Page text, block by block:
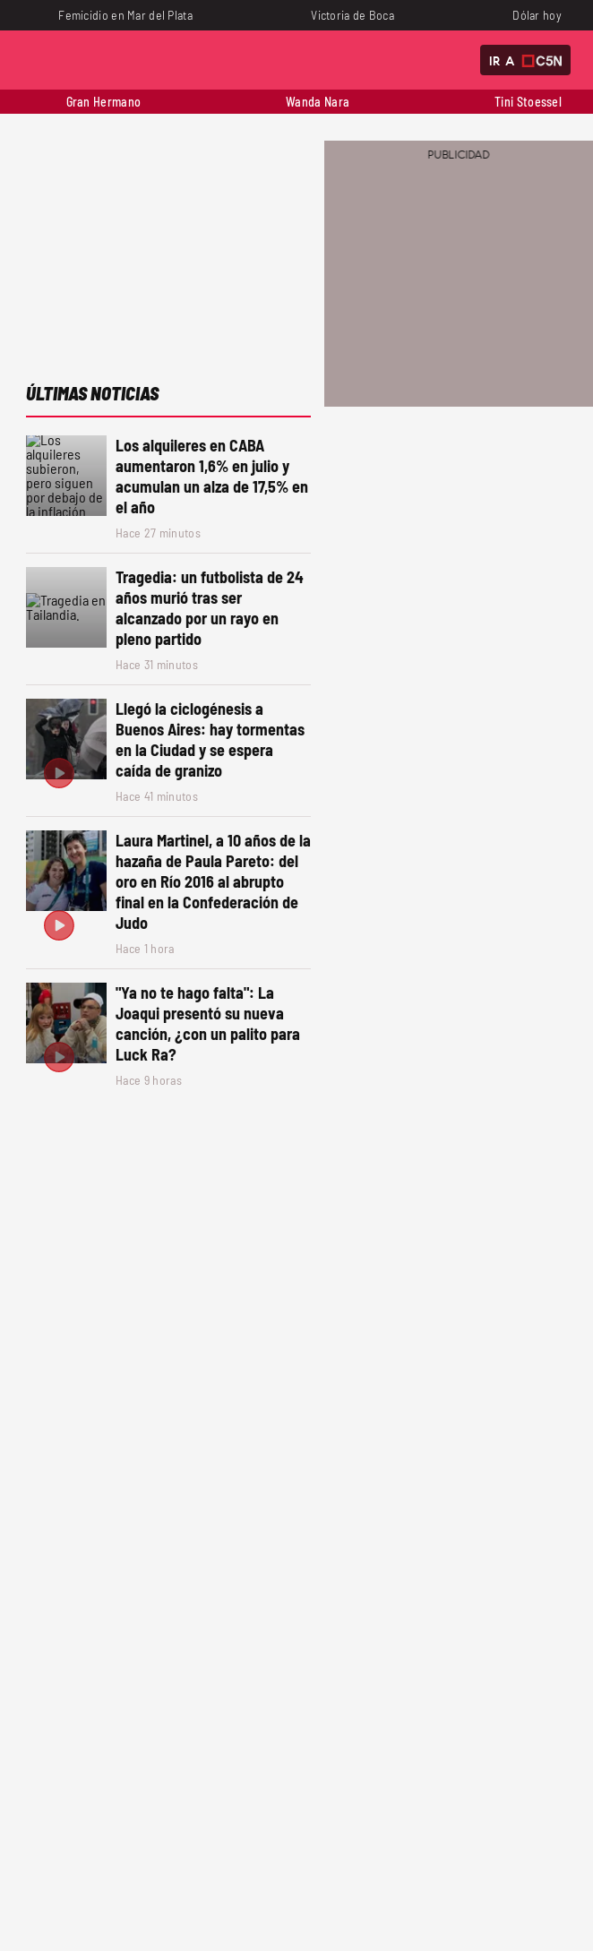
Femicidio en Mar del Plata Victoria de Boca Dólar hoy
IR A
Gran Hermano Wanda Nara Tini Stoessel
ÚLTIMAS NOTICIAS
Los alquileres en CABA
aumentaron 1,6% en julio y
acumulan un alza de 17,5% en
el año
Hace 27 minutos
Tragedia: un futbolista de 24
años murió tras ser
alcanzado por un rayo en
pleno partido
Hace 31 minutos
Llegó la ciclogénesis a
Buenos Aires: hay tormentas
en la Ciudad y se espera
caída de granizo
Hace 41 minutos
Laura Martinel, a 10 años de la
hazaña de Paula Pareto: del
oro en Río 2016 al abrupto
final en la Confederación de
Judo
Hace 1 hora
"Ya no te hago falta": La
Joaqui presentó su nueva
canción, ¿con un palito para
Luck Ra?
Hace 9 horas